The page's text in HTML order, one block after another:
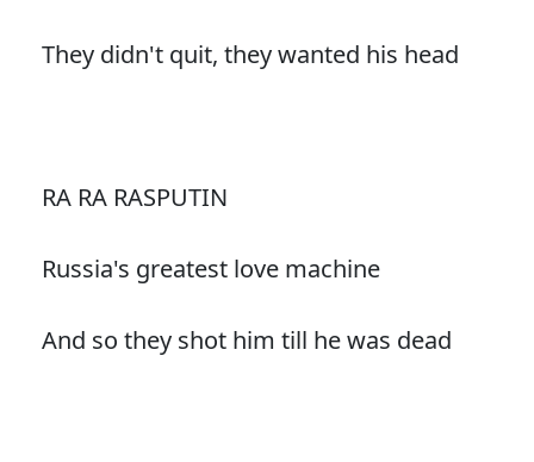
They didn't quit, they wanted his head
RA RA RASPUTIN
Russia's greatest love machine
And so they shot him till he was dead